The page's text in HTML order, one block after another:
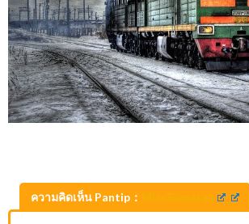
ความคิดเห็น Pantip：